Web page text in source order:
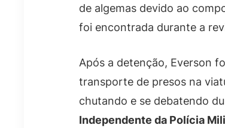
de algemas devido ao
foi encontrada durante a
Após a detenção, Everson
transporte de presos na
chutando e se debatendo
Independente da Polícia